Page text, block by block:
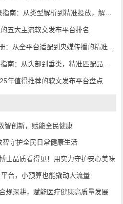
类型解析到精准投放，解锁高效传播密码
五大主流软文发布平台排名
从全平台适配到央媒传播的精准路径
从头部到垂类，精准匹配品牌传播需求
年值得推荐的软文发布平台盘点
智创新，赋能全民健康
守护全民日常健康生活
士品质看得见！用实力守护安心美味
台，小预算也能撬动大流量
规深耕，赋能医疗健康高质量发展